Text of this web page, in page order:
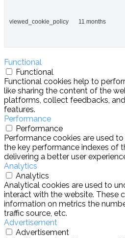
viewed_cookie_policy 11 months
Functional
Functional
Functional cookies help to
like sharing the content of the
platforms, collect feedbacks,
features.
Performance
Performance
Performance cookies are used
the key performance indexes of
delivering a better user
Analytics
Analytics
Analytical cookies are used to
interact with the website. These
information on metrics the
traffic source, etc.
Advertisement
Advertisement